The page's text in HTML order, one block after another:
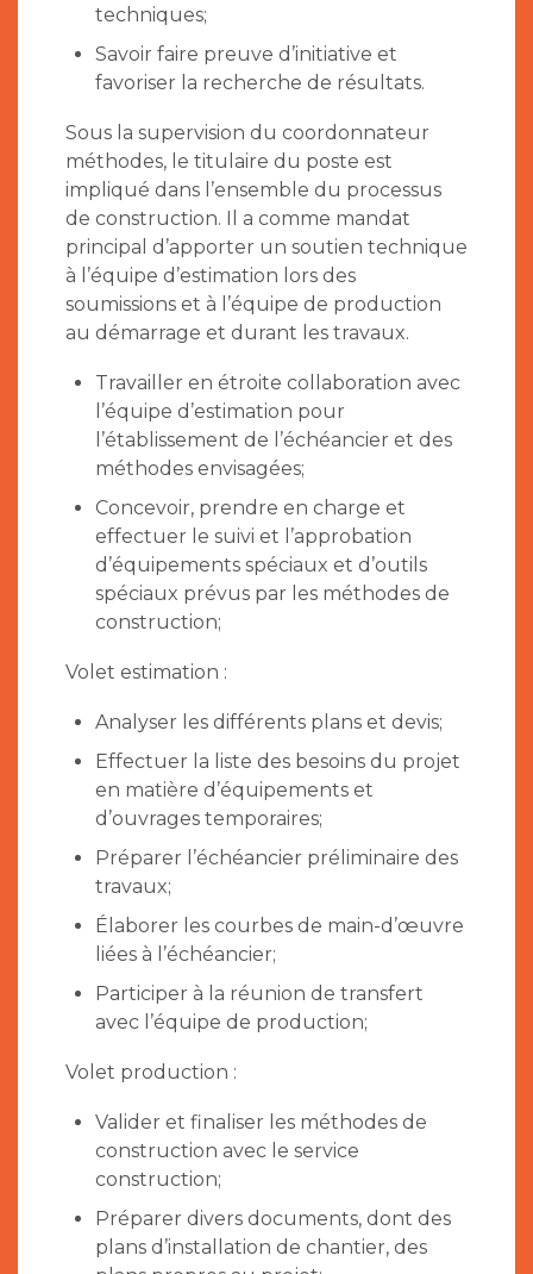
techniques;
Savoir faire preuve d’initiative et
favoriser la recherche de résultats.
Sous la supervision du coordonnateur
méthodes, le titulaire du poste est
impliqué dans l’ensemble du processus
de construction. Il a comme mandat
principal d’apporter un soutien technique
à l’équipe d’estimation lors des
soumissions et à l’équipe de production
au démarrage et durant les travaux.
Travailler en étroite collaboration avec
l’équipe d’estimation pour
l’établissement de l’échéancier et des
méthodes envisagées;
Concevoir, prendre en charge et
effectuer le suivi et l’approbation
d’équipements spéciaux et d’outils
spéciaux prévus par les méthodes de
construction;
Volet estimation :
Analyser les différents plans et devis;
Effectuer la liste des besoins du projet
en matière d’équipements et
d’ouvrages temporaires;
Préparer l’échéancier préliminaire des
travaux;
Élaborer les courbes de main-d’œuvre
liées à l’échéancier;
Participer à la réunion de transfert
avec l’équipe de production;
Volet production :
Valider et finaliser les méthodes de
construction avec le service
construction;
Préparer divers documents, dont des
plans d’installation de chantier, des